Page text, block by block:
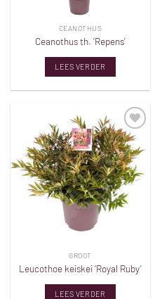
CEANOTHUS
Ceanothus th. ‘Repens’
LEES VERDER
Toevoegen
aan
verlanglijst
GROOT
Leucothoe keiskei ‘Royal Ruby’
LEES VERDER